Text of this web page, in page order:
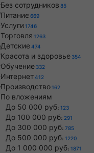
Без сотрудников 85
Питание669
Услуги 1746
Торговля 1263
Детские474
Красота и здоровье 354
Обучение 332
Интернет412
Производство162
По вложениям
До 50 000 руб. 123
До 100 000 руб. 291
До 300 000 руб. 785
До 500 000 руб. 1220
До 1 000 000 руб. 1871